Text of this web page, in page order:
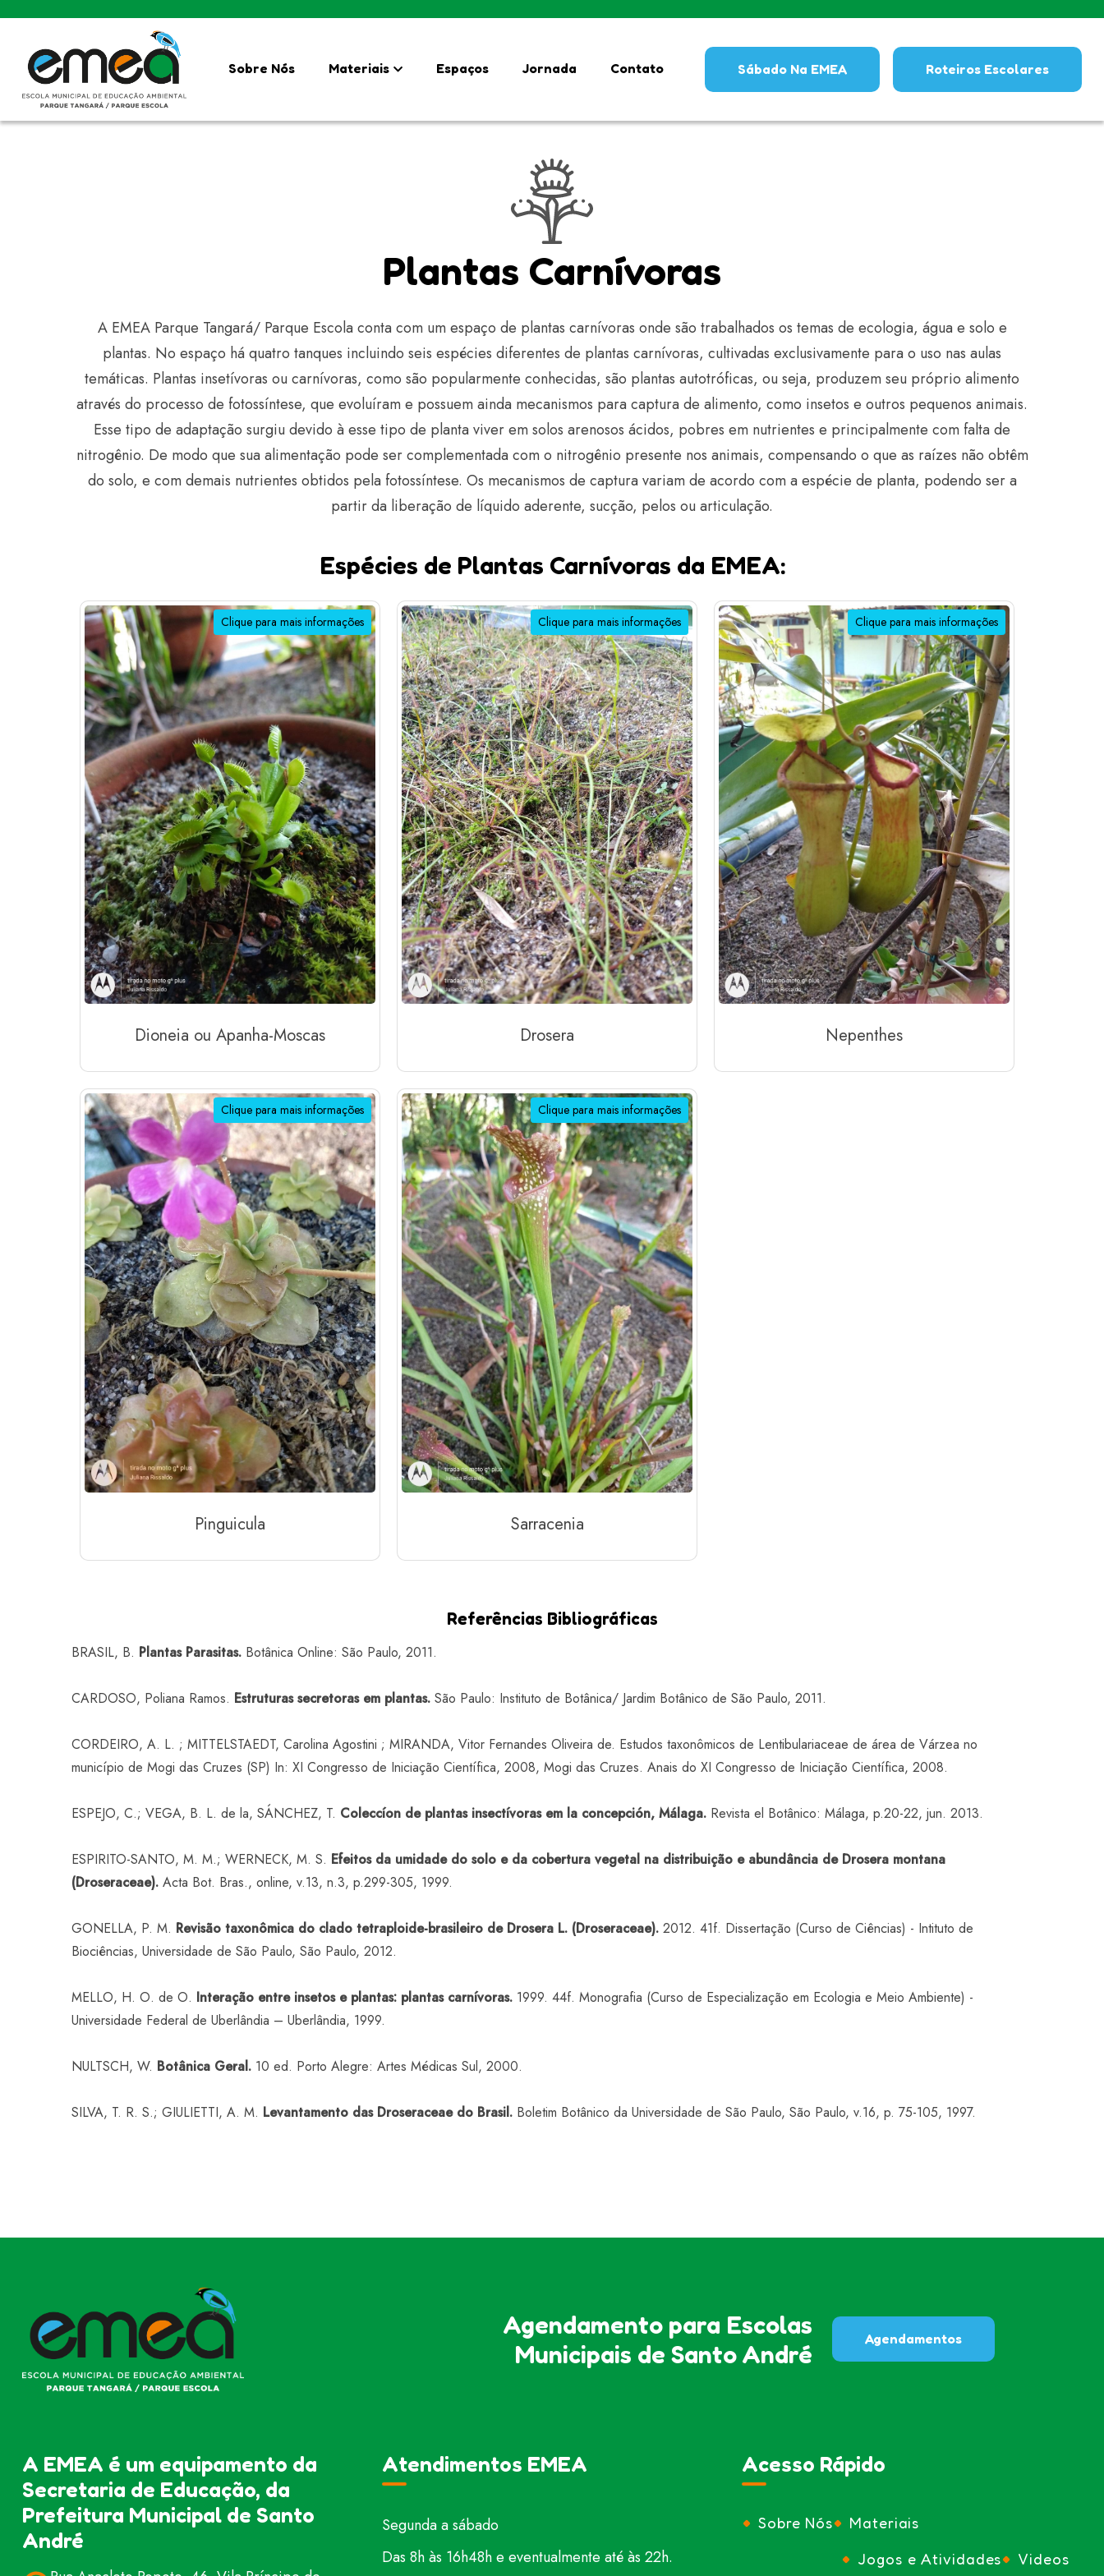
Sobre Nós Materiais Espaços Jornada Contato Sábado Na EMEA Roteiros Escolares
Plantas Carnívoras
A EMEA Parque Tangará/ Parque Escola conta com um espaço de plantas carnívoras onde são trabalhados os temas de ecologia, água e solo e
plantas. No espaço há quatro tanques incluindo seis espécies diferentes de plantas carnívoras, cultivadas exclusivamente para o uso nas aulas
temáticas. Plantas insetívoras ou carnívoras, como são popularmente conhecidas, são plantas autotróficas, ou seja, produzem seu próprio alimento
através do processo de fotossíntese, que evoluíram e possuem ainda mecanismos para captura de alimento, como insetos e outros pequenos animais.
Esse tipo de adaptação surgiu devido à esse tipo de planta viver em solos arenosos ácidos, pobres em nutrientes e principalmente com falta de
nitrogênio. De modo que sua alimentação pode ser complementada com o nitrogênio presente nos animais, compensando o que as raízes não obtêm
do solo, e com demais nutrientes obtidos pela fotossíntese. Os mecanismos de captura variam de acordo com a espécie de planta, podendo ser a
partir da liberação de líquido aderente, sucção, pelos ou articulação.
Espécies de Plantas Carnívoras da EMEA:
Clique para mais informações
Dioneia ou Apanha-Moscas
Clique para mais informações
Drosera
Clique para mais informações
Nepenthes
Clique para mais informações
Pinguicula
Clique para mais informações
Sarracenia
Referências Bibliográficas
BRASIL, B. Plantas Parasitas. Botânica Online: São Paulo, 2011.
CARDOSO, Poliana Ramos. Estruturas secretoras em plantas. São Paulo: Instituto de Botânica/ Jardim Botânico de São Paulo, 2011.
CORDEIRO, A. L. ; MITTELSTAEDT, Carolina Agostini ; MIRANDA, Vitor Fernandes Oliveira de. Estudos taxonômicos de Lentibulariaceae de área de Várzea no
município de Mogi das Cruzes (SP) In: XI Congresso de Iniciação Científica, 2008, Mogi das Cruzes. Anais do XI Congresso de Iniciação Científica, 2008.
ESPEJO, C.; VEGA, B. L. de la, SÁNCHEZ, T. Coleccíon de plantas insectívoras em la concepción, Málaga. Revista el Botânico: Málaga, p.20-22, jun. 2013.
ESPIRITO-SANTO, M. M.; WERNECK, M. S. Efeitos da umidade do solo e da cobertura vegetal na distribuição e abundância de Drosera montana
(Droseraceae). Acta Bot. Bras., online, v.13, n.3, p.299-305, 1999.
GONELLA, P. M. Revisão taxonômica do clado tetraploide-brasileiro de Drosera L. (Droseraceae). 2012. 41f. Dissertação (Curso de Ciências) - Intituto de
Biociências, Universidade de São Paulo, São Paulo, 2012.
MELLO, H. O. de O. Interação entre insetos e plantas: plantas carnívoras. 1999. 44f. Monografia (Curso de Especialização em Ecologia e Meio Ambiente) -
Universidade Federal de Uberlândia – Uberlândia, 1999.
NULTSCH, W. Botânica Geral. 10 ed. Porto Alegre: Artes Médicas Sul, 2000.
SILVA, T. R. S.; GIULIETTI, A. M. Levantamento das Droseraceae do Brasil. Boletim Botânico da Universidade de São Paulo, São Paulo, v.16, p. 75-105, 1997.
Agendamento para Escolas
Municipais de Santo André
Agendamentos
A EMEA é um equipamento da
Secretaria de Educação, da
Prefeitura Municipal de Santo
André
Atendimentos EMEA
Segunda a sábado
Das 8h às 16h48h e eventualmente até às 22h.
Acesso Rápido
Sobre Nós
Materiais
Jogos e Atividades
Videos